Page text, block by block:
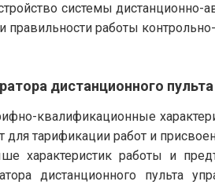
системы дистанционно-
правильности работы
дистанционного
квалификационные
для тарификации работ и
характеристик работы и
дистанционного пульта